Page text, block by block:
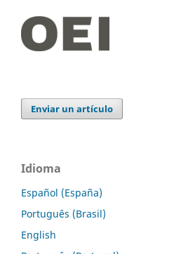
Enviar un artículo
Idioma
Español (España)
Português (Brasil)
English